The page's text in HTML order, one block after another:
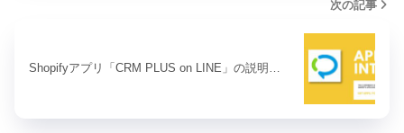
次の記事
Shopifyアプリ「CRM PLUS on LINE」の説明…